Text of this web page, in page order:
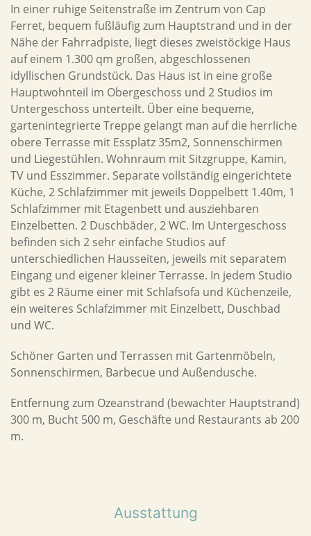
In einer ruhige Seitenstraße im Zentrum von Cap
Ferret, bequem fußläufig zum Hauptstrand und in der
Nähe der Fahrradpiste, liegt dieses zweistöckige Haus
auf einem 1.300 qm großen, abgeschlossenen
idyllischen Grundstück. Das Haus ist in eine große
Hauptwohnteil im Obergeschoss und 2 Studios im
Untergeschoss unterteilt. Über eine bequeme,
gartenintegrierte Treppe gelangt man auf die herrliche
obere Terrasse mit Essplatz 35m2, Sonnenschirmen
und Liegestühlen. Wohnraum mit Sitzgruppe, Kamin,
TV und Esszimmer. Separate vollständig eingerichtete
Küche, 2 Schlafzimmer mit jeweils Doppelbett 1.40m, 1
Schlafzimmer mit Etagenbett und ausziehbaren
Einzelbetten. 2 Duschbäder, 2 WC. Im Untergeschoss
befinden sich 2 sehr einfache Studios auf
unterschiedlichen Hausseiten, jeweils mit separatem
Eingang und eigener kleiner Terrasse. In jedem Studio
gibt es 2 Räume einer mit Schlafsofa und Küchenzeile,
ein weiteres Schlafzimmer mit Einzelbett, Duschbad
und WC.
Schöner Garten und Terrassen mit Gartenmöbeln,
Sonnenschirmen, Barbecue und Außendusche.
Entfernung zum Ozeanstrand (bewachter Hauptstrand)
300 m, Bucht 500 m, Geschäfte und Restaurants ab 200
m.
Ausstattung